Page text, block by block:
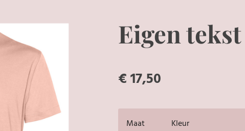
Eigen
€ 17,50
Maat Kleur